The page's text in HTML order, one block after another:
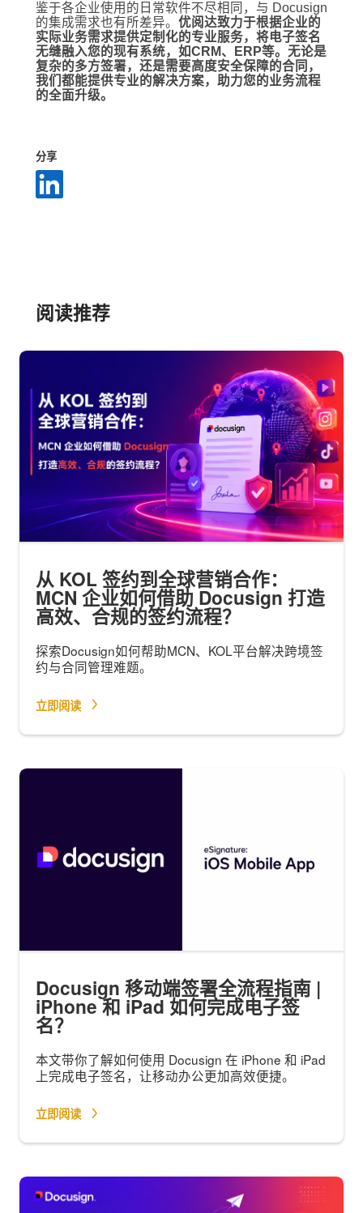
鉴于各企业使用的日常软件不尽相同，与 Docusign
的集成需求也有所差异。 优阅达致力于根据企业的
实际业务需求提供定制化的专业服务，将电子签名
无缝融入您的现有系统，如CRM、ERP等。无论是
复杂的多方签署，还是需要高度安全保障的合同，
我们都能提供专业的解决方案，助力您的业务流程
的全面升级。
分享
阅读推荐
从 KOL 签约到全球营销合作：
MCN 企业如何借助 Docusign 打造
高效、合规的签约流程？
探索Docusign如何帮助MCN、KOL平台解决跨境签
约与合同管理难题。
立即阅读
Docusign 移动端签署全流程指南 |
iPhone 和 iPad 如何完成电子签
名？
本文带你了解如何使用 Docusign 在 iPhone 和 iPad
上完成电子签名，让移动办公更加高效便捷。
立即阅读